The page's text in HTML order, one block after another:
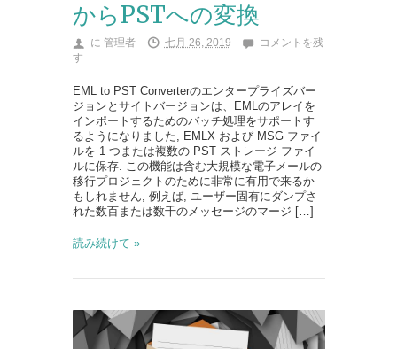
からPSTへの変換
に 管理者 七月 26, 2019
コメントを残
す
EML to PST Converterのエンタープライズバー
ジョンとサイトバージョンは、EMLのアレイを
インポートするためのバッチ処理をサポートす
るようになりました, EMLX および MSG ファイ
ルを 1 つまたは複数の PST ストレージ ファイ
ルに保存. この機能は含む大規模な電子メールの
移行プロジェクトのために非常に有用で来るか
もしれません, 例えば, ユーザー固有にダンプさ
れた数百または数千のメッセージのマージ […]
読み続けて »